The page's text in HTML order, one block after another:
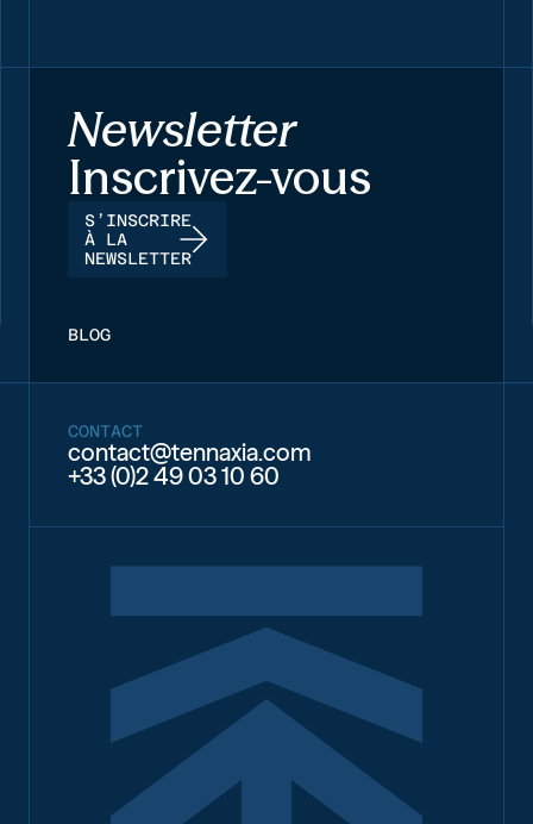
Newsletter
Inscrivez-vous
S’INSCRIRE
À LA
NEWSLETTER
BLOG
CONTACT
contact@tennaxia.com
+33 (0)2 49 03 10 60